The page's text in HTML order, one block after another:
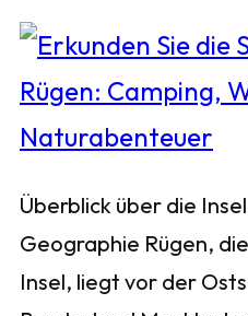
Überblick über die
Geographie Rügen,
Insel, liegt vor der